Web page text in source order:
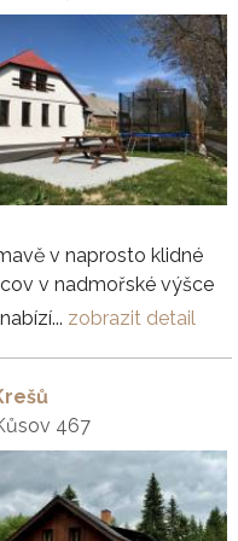
v naprosto klidné
v nadmořské výšce
zobrazit detail
467